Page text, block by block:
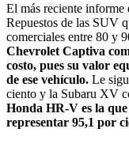
El más reciente informe
Repuestos de las SUV
comerciales entre 80 y
Chevrolet Captiva
costo, pues su valor
de ese vehículo. Le
ciento y la Subaru XV
Honda HR-V es la que
representar 95,1 por